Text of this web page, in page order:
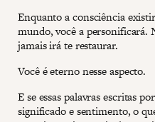
Enquanto a consciência
mundo, você a personificará.
jamais irá te restaurar.
Você é eterno nesse aspecto.
E se essas palavras escritas
significado e sentimento, o